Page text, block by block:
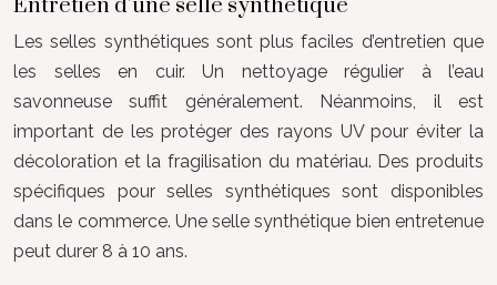
Entretien d’une selle synthétique
Les selles synthétiques sont plus faciles d’entretien que
les selles en cuir. Un nettoyage régulier à l’eau
savonneuse suffit généralement. Néanmoins, il est
important de les protéger des rayons UV pour éviter la
décoloration et la fragilisation du matériau. Des produits
spécifiques pour selles synthétiques sont disponibles
dans le commerce. Une selle synthétique bien entretenue
peut durer 8 à 10 ans.